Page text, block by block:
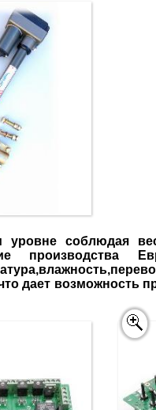
соблюдая
производства
дает возможность